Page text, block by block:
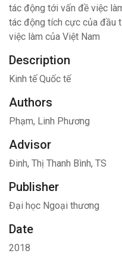
tác động tới vấn đề việc
tác động tích cực của đầu
việc làm của Việt Nam
Description
Kinh tế Quốc tế
Authors
Phạm, Linh Phương
Advisor
Đinh, Thị Thanh Bình, TS
Publisher
Đại học Ngoại thương
Date
2018